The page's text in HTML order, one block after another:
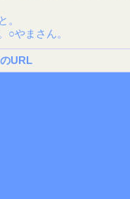
○やまさん。
URL